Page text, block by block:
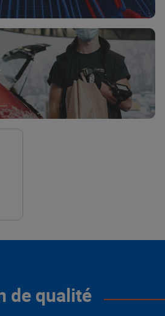
de qualité